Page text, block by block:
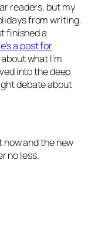
readers, but my
from writing.
finished a
a post for
what I’m
into the deep
debate about
and the new
no less.